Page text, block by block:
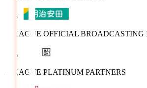
J.LEAGUE OFFICIAL BROADCASTING
J.LEAGUE PLATINUM PARTNERS